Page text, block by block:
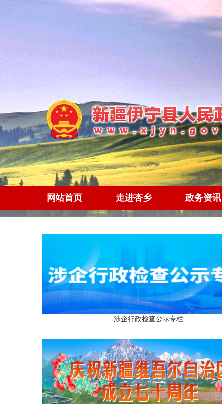
网站首页 走进杏乡 政务资讯
涉企行政检查公示专栏